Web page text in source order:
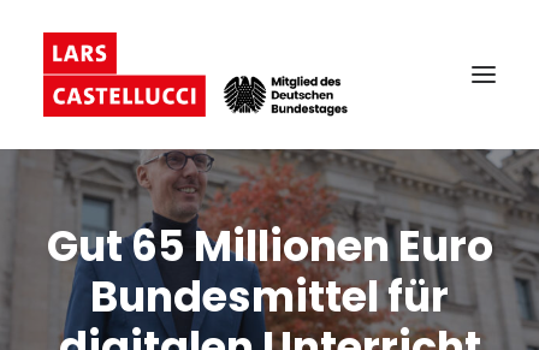
Gut 65 Millionen Euro
Bundesmittel für